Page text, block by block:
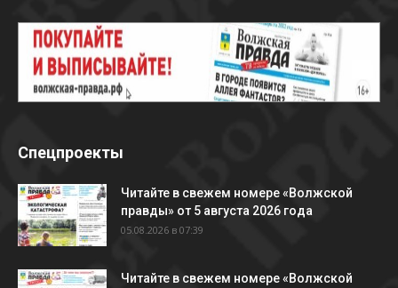
Спецпроекты
Читайте в свежем номере «Волжской
правды» от 5 августа 2026 года
05.08.2026 в 07:39
Читайте в свежем номере «Волжской